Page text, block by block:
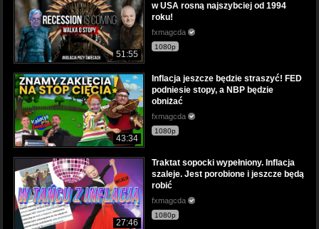
51:55
w USA rosną najszybciej od 1994
roku!
fxmagcda
1080p
43:34
Inflacja jeszcze będzie straszyć! FED
podniesie stopy, a NBP będzie
obniżać
fxmagcda
1080p
27:46
Traktat sopocki wypełniony. Inflacja
szaleje. Jest porobione i jeszcze będą
robić
fxmagcda
1080p